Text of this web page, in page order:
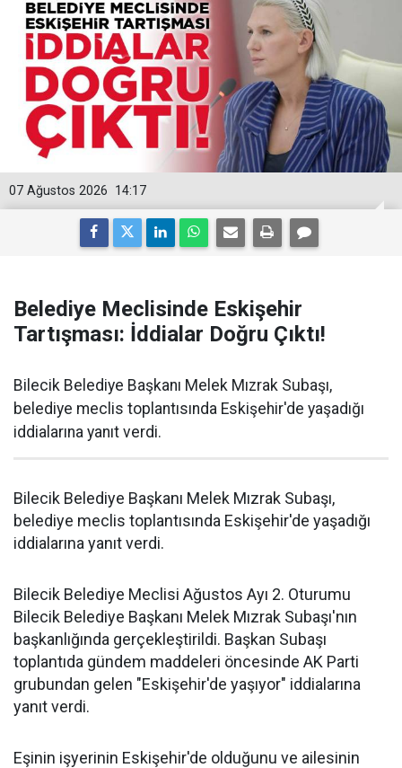
14:17
07 Ağustos 2026
Belediye Meclisinde Eskişehir
Tartışması: İddialar Doğru Çıktı!
Bilecik Belediye Başkanı Melek Mızrak Subaşı,
belediye meclis toplantısında Eskişehir'de yaşadığı
iddialarına yanıt verdi.
Bilecik Belediye Başkanı Melek Mızrak Subaşı,
belediye meclis toplantısında Eskişehir'de yaşadığı
iddialarına yanıt verdi.
Bilecik Belediye Meclisi Ağustos Ayı 2. Oturumu
Bilecik Belediye Başkanı Melek Mızrak Subaşı'nın
başkanlığında gerçekleştirildi. Başkan Subaşı
toplantıda gündem maddeleri öncesinde AK Parti
grubundan gelen "Eskişehir'de yaşıyor" iddialarına
yanıt verdi.
Eşinin işyerinin Eskişehir'de olduğunu ve ailesinin